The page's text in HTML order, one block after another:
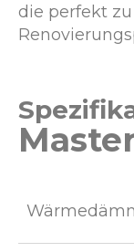
die perfekt